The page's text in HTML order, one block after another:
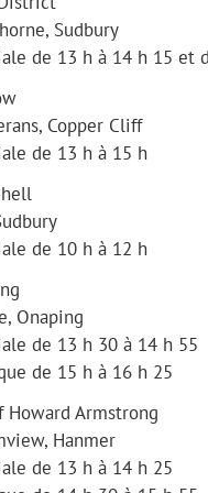
Sudbury
de 13 h à 14 h 15 et
Copper Cliff
de 13 h à 15 h
de 10 h à 12 h
Onaping
de 13 h 30 à 14 h 55
de 15 h à 16 h 25
Howard Armstrong
Hanmer
de 13 h à 14 h 25